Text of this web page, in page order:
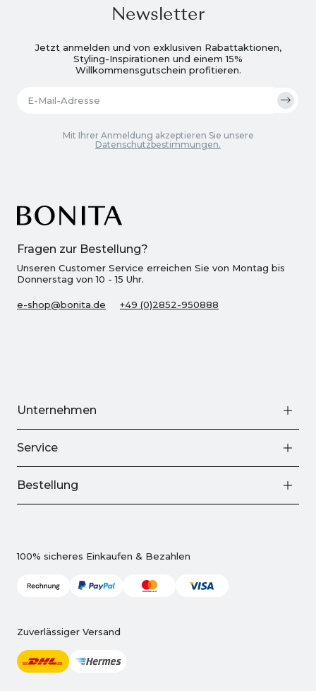
Fragen zur Bestellung?
Unseren Customer Service erreichen Sie von Montag bis
Donnerstag von 10 - 15 Uhr.
e-shop@bonita.de +49 (0)2852-950888
Newsletter
Jetzt anmelden und von exklusiven Rabattaktionen,
Styling-Inspirationen und einem 15%
Willkommensgutschein profitieren.
Mit Ihrer Anmeldung akzeptieren Sie unsere
Datenschutzbestimmungen.
Unternehmen
Service
Bestellung
100% sicheres Einkaufen & Bezahlen
Zuverlässiger Versand